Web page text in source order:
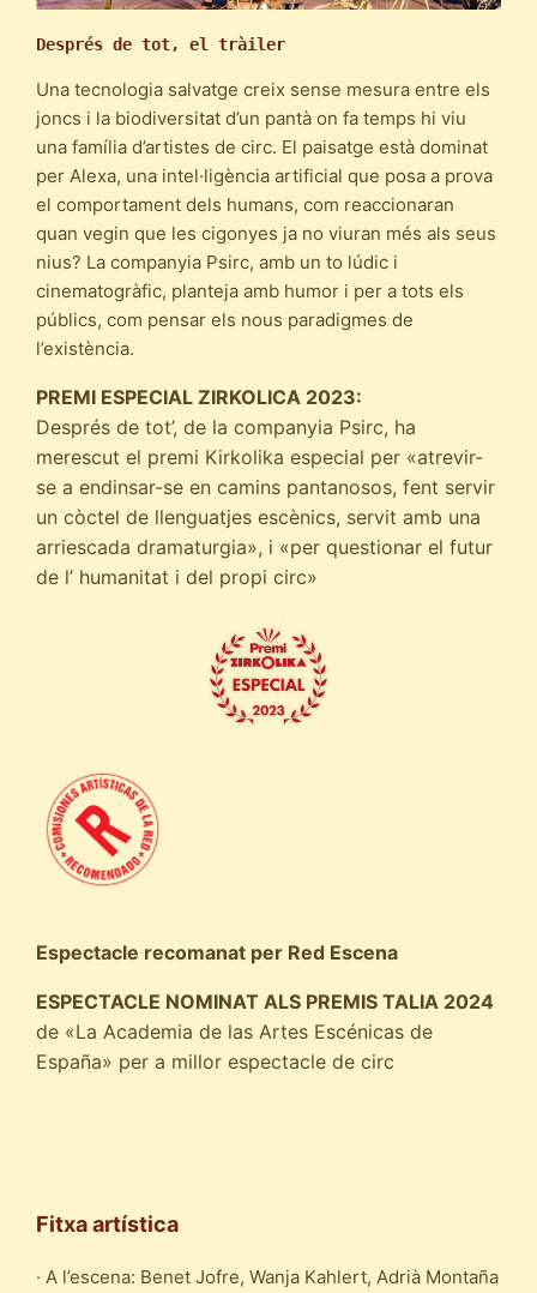
Després de tot, el tràiler
Una tecnologia salvatge creix sense mesura entre els
joncs i la biodiversitat d’un pantà on fa temps hi viu
una família d’artistes de circ. El paisatge està dominat
per Alexa, una intel·ligència artificial que posa a prova
el comportament dels humans, com reaccionaran
quan vegin que les cigonyes ja no viuran més als seus
nius? La companyia Psirc, amb un to lúdic i
cinematogràfic, planteja amb humor i per a tots els
públics, com pensar els nous paradigmes de
l’existència.
PREMI ESPECIAL ZIRKOLICA 2023:
Després de tot’, de la companyia Psirc, ha
merescut el premi Kirkolika especial per «atrevir-
se a endinsar-se en camins pantanosos, fent servir
un còctel de llenguatjes escènics, servit amb una
arriescada dramaturgia», i «per questionar el futur
de l’ humanitat i del propi circ»
Espectacle recomanat per Red Escena
ESPECTACLE NOMINAT ALS PREMIS TALIA 2024
de «La Academia de las Artes Escénicas de
España» per a millor espectacle de circ
Fitxa artística
· A l’escena: Benet Jofre, Wanja Kahlert, Adrià Montaña